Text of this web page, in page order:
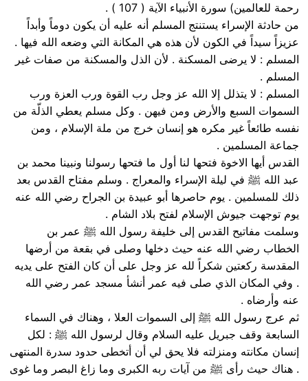
رحمة للعالمين) سورة الأنبياء الآية ( 107 ) .
من حادثة الإسراء يستنتج المسلم أنه عليه أن يكون دوماً وأبداً
عزيزاً سيداً في الكون لأن هذه هي المكانة التي وضعه الله فيها .
المسلم : لا يرضى المسكنة . لأن الذل والمسكنة من صفات غير
المسلم .
المسلم : لا يتذلل إلا الله عز وجل رب القوة ورب العزة ورب
السموات السبع والأرض ومن فيهن . وكل مسلم يعطي الذلّة من
نفسه طائعاً غير مكره هو إنسان خرج من ملة الإسلام ، ومن
جماعة المسلمين .
القدس أيها الاخوة فتحها لنا أول ما فتحها رسولنا ونبينا محمد بن
عبد الله ﷺ في ليلة الإسراء والمعراج . وسلم مفتاح القدس بعد
ذلك للمسلمين . يوم حاصرها أبو عبيدة بن الجراح رضي الله عنه
يوم توجهت جيوش الإسلام لفتح بلاد الشام .
وسلمت مفاتيح القدس إلى خليفة رسول الله ﷺ عمر بن
الخطاب رضي الله عنه حيث دخلها وصلى في بقعة من أرضها
المقدسة ركعتين شكراً لله عز وجل على أن كان الفتح على يديه
. وفي المكان الذي صلى فيه عمر أنشأ مسجد عمر رضي الله
عنه وأرضاه .
ثم عرج رسول الله ﷺ إلى السموات العلا ، وهناك في السماء
السابعة وقف جبريل عليه السلام وقال لرسول الله ﷺ : لكل
إنسان مكانته ومنزلته فلا يحق لي أن أتخطى حدود سدرة المنتهى
. هناك حيث رأى ﷺ من آيات ربه الكبرى وما زاغ البصر وما غوى